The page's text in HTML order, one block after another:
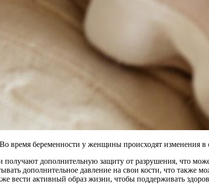
беременности у женщины происходят изменения в
дополнительную защиту от разрушения, что
дополнительное давление на свои кости, что также
активный образ жизни, чтобы поддерживать